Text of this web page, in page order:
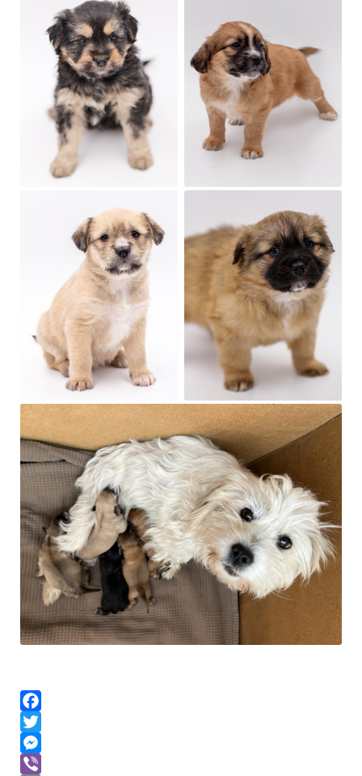
Facebook
Twitter
Messenger